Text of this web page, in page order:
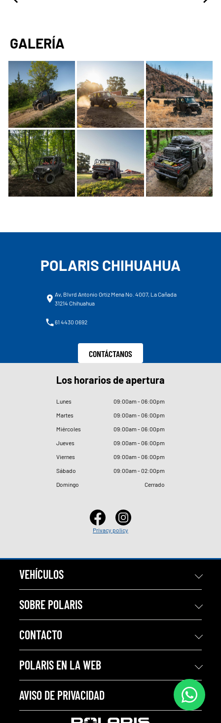
GALERÍA
POLARIS CHIHUAHUA
Av, Blvrd Antonio Ortiz Mena No. 4007, La Cañada
31214 Chihuahua
61 4430 0692
CONTÁCTANOS
Los horarios de apertura
Lunes 09:00am - 06:00pm
Martes
09:00am - 06:00pm
Miércoles
09:00am - 06:00pm
Jueves
09:00am - 06:00pm
Viernes
09:00am - 06:00pm
Sábado
09:00am - 02:00pm
Domingo
Cerrado
Privacy policy
VEHÍCULOS
SOBRE POLARIS
CONTACTO
POLARIS EN LA WEB
AVISO DE PRIVACIDAD